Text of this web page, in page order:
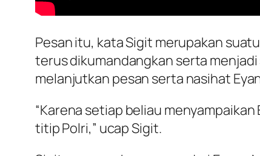
Pesan itu, kata Sigit merupakan
terus dikumandangkan serta
melanjutkan pesan serta nasihat
“Karena setiap beliau
titip Polri,” ucap Sigit.